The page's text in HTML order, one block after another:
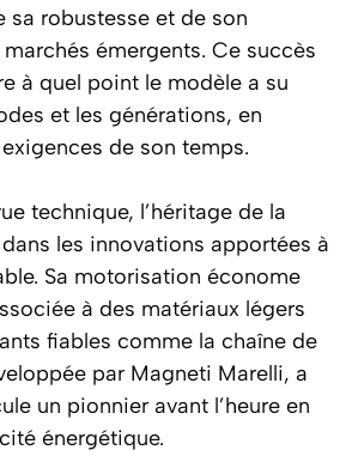
sa robustesse et de son
émergents. Ce succès
à quel point le modèle a su
et les générations, en
de son temps.
technique, l’héritage de la
les innovations apportées à
Sa motorisation économe
à des matériaux légers
fiables comme la chaîne de
par Magneti Marelli, a
un pionnier avant l’heure en
énergétique.